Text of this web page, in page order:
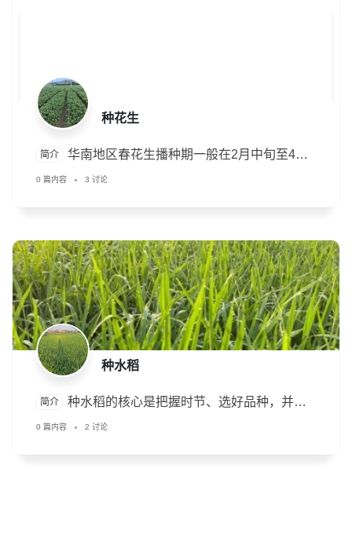
种花生
简介
华南地区‌春花生播种期一般在‌2月中旬至4月
上旬‌，部分可延续到4月下旬。
0 篇内容 3 讨论
种水稻
简介
‌种水稻‌的核心是把握时节、选好品种，并遵
循科学的栽培流程。
0 篇内容 2 讨论